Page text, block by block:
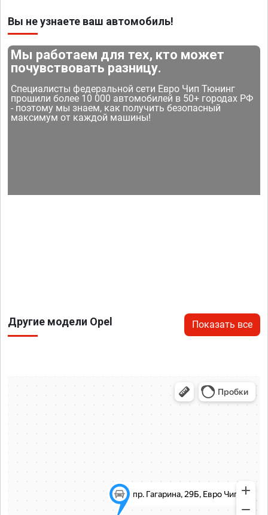
Вы не узнаете ваш автомобиль!
Мы работаем для тех, кто может
почувствовать разницу.
Специалисты федеральной сети Евро Чип Тюнинг
прошили более 10 000 автомобилей в 50+ городах РФ
- поэтому мы знаем, как получить безопасный
максимум от каждой машины!
Другие модели Opel Показать все